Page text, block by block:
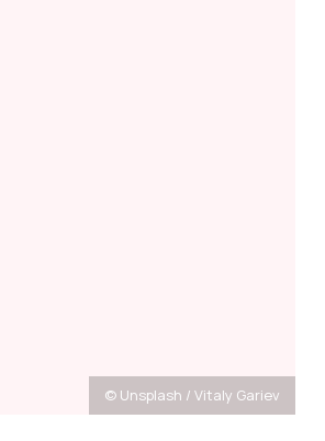
© Unsplash / Vitaly Gariev